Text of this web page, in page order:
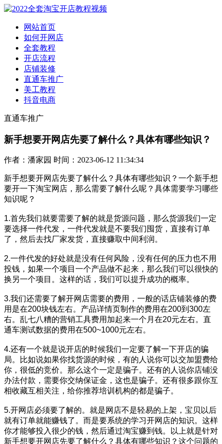
网站首页
如何开网店
全套教程
开店流程
店铺装修
直通车推广
美工教程
抖音电商
直通车推广
新手想要开网店先要了解什么？具体有哪些知识？
作者：潘家园 时间：2023-06-12 11:34:34
新手想要开网店先要了解什么？具体有哪些知识？一个新手想
要开一下淘宝网店，那么需要了解什么呢？具体需要学习哪些
知识呢？
1.首先我们就要需要了解的就是货源问题，那么货源我们一定
要选择一件代发，一件代发就是不要我们囤货，直接有订单
了，然后去找厂家发货，直接赚取中间利润。
2.一件代发的好处就是没有任何风险，没有任何的压力也不用
投钱，如果一个项目一个产品做不起来，那么我们可以很快的
换另一个项目。这样的话，我们可以提升成功的概率。
3.我们还需要了解开网店需要的费用，一般的话店铺装修的费
用是在200块钱左右。产品详情页制作的费用在200到300左
右。乱七八糟的营销工具费用加起来一个月在20元左右。直
通车测试数据的费用在500~1000元左右。
4.还有一个就是说开店的时候我们一定要了解一下开店的骗
局。比如说如果你找货源的时候，有的人说你可以交加盟费给
你，很低的竞价。那么这个一定是骗子。还有的人说你店铺没
办法付款，需要你交纳保证金，这也是骗子。还有很多跟你互
相收藏互相关注，给你推荐培训机构的都是骗子。
5.开网店必须要了解的。就是网店不是轻易的上架，宝贝以后
就有订单就能赚钱了。而是要系统的学习开网店的知识。这样
你才能够投入很少的钱，然后通过淘宝赚到钱。以上就是针对
新手想要开网店先要了解什么？具体有哪些知识？这个问题的